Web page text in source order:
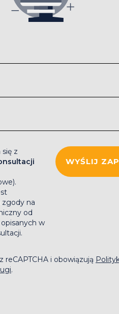
z
zgody na
od
w
reCAPTCHA i obowiązują
.